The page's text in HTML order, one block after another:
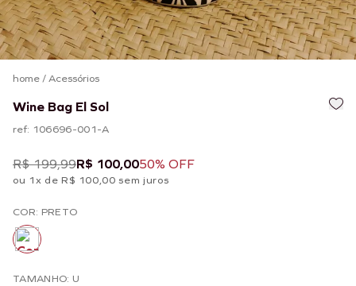
home/Acessórios
Wine Bag El Sol
ref: 106696-001-A
R$ 199,99R$ 100,0050% OFF
ou 1x de R$ 100,00 sem juros
COR: PRETO
TAMANHO: U